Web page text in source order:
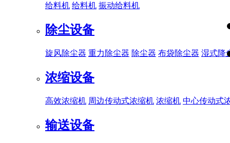
给料机 给料机 振动给料机
除尘设备
旋风除尘器 重力除尘器 除尘器 布袋除尘器 湿式降
浓缩设备
高效浓缩机 周边传动式浓缩机 浓缩机 中心传动式
输送设备